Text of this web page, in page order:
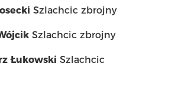
Szlachcic zbrojny
Szlachcic zbrojny
Łukowski Szlachcic